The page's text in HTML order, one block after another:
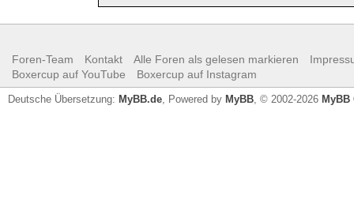
Foren-Team Kontakt Alle Foren als gelesen markieren
Boxercup auf YouTube
Boxercup auf Instagram
Deutsche Übersetzung: MyBB.de , Powered by MyBB , © 2002-2026 MyBB